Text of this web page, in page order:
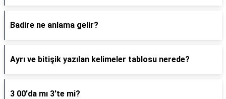
Badire ne anlama gelir?
Ayrı ve bitişik yazılan kelimeler tablosu nerede?
3 00'da mı 3'te mi?